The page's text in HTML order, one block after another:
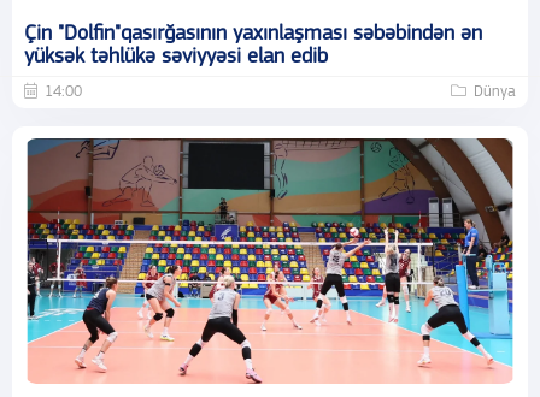
Çin "Dolfin"qasırğasının yaxınlaşması səbəbindən ən
yüksək təhlükə səviyyəsi elan edib
14:00 Dünya